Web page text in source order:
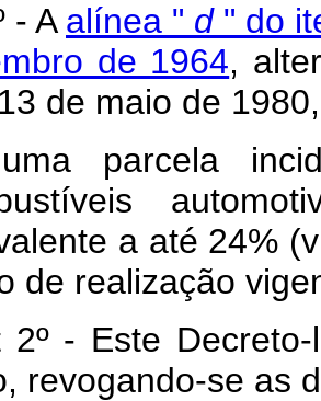
- A alínea " d" do
de 1964,
de maio de
parcela
a até 24%
de realização
Decreto-lei
revogando-se as